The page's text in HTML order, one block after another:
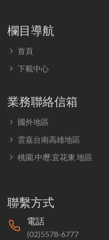
欄目導航
首頁
下載中心
業務聯絡信箱
國外地區
雲嘉台南高雄地區
桃園.中壢.宜花東 地區
聯繫方式
電話
(02)5578-6777